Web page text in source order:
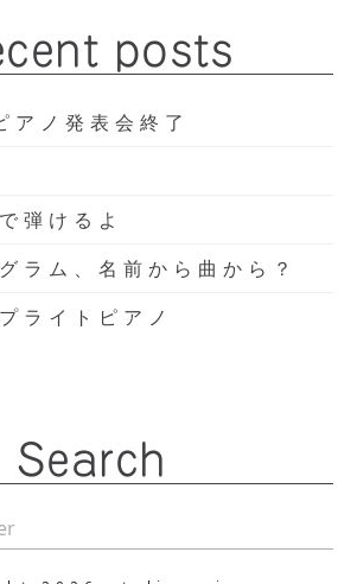
posts
ノ発表会終了
弾けるよ
ラム、名前から曲から？
ライトピアノ
Search